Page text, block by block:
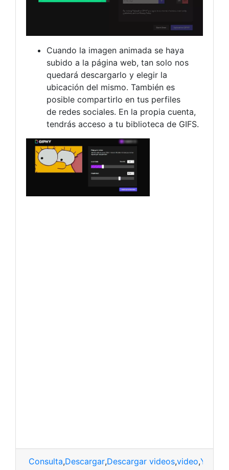
Cuando la imagen animada se haya
subido a la página web, tan solo nos
quedará descargarlo y elegir la
ubicación del mismo. También es
posible compartirlo en tus perfiles
de redes sociales. En la propia cuenta,
tendrás acceso a tu biblioteca de GIFS.
Consulta,Descargar,Descargar videos,video,